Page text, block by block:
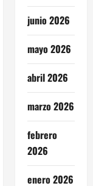
junio 2026
mayo 2026
abril 2026
marzo 2026
febrero
2026
enero 2026